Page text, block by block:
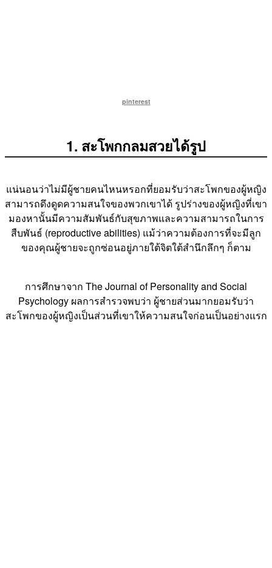
pinterest
1. สะโพกกลมสวยได้รูป
แน่นอนว่าไม่มีผู้ชายคนไหนหรอกที่ยอมรับว่าสะโพกของผู้หญิง
สามารถดึงดูดความสนใจของพวกเขาได้ รูปร่างของผู้หญิงที่เขา
มองหานั้นมีความสัมพันธ์กับสุขภาพและความสามารถในการ
สืบพันธ์ (reproductive abilities) แม้ว่าความต้องการที่จะมีลูก
ของคุณผู้ชายจะถูกซ่อนอยู่ภายใต้จิตใต้สำนึกลึกๆ ก็ตาม
การศึกษาจาก The Journal of Personality and Social
Psychology ผลการสำรวจพบว่า ผู้ชายส่วนมากยอมรับว่า
สะโพกของผู้หญิงเป็นส่วนที่เขาให้ความสนใจก่อนเป็นอย่างแรก